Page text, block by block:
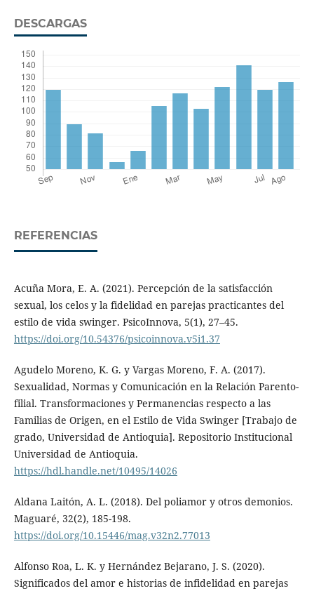
DESCARGAS
REFERENCIAS
Acuña Mora, E. A. (2021). Percepción de la satisfacción
sexual, los celos y la fidelidad en parejas practicantes del
estilo de vida swinger. PsicoInnova, 5(1), 27–45.
https://doi.org/10.54376/psicoinnova.v5i1.37
Agudelo Moreno, K. G. y Vargas Moreno, F. A. (2017).
Sexualidad, Normas y Comunicación en la Relación Parento-
filial. Transformaciones y Permanencias respecto a las
Familias de Origen, en el Estilo de Vida Swinger [Trabajo de
grado, Universidad de Antioquia]. Repositorio Institucional
Universidad de Antioquia.
https://hdl.handle.net/10495/14026
Aldana Laitón, A. L. (2018). Del poliamor y otros demonios.
Maguaré, 32(2), 185-198.
https://doi.org/10.15446/mag.v32n2.77013
Alfonso Roa, L. K. y Hernández Bejarano, J. S. (2020).
Significados del amor e historias de infidelidad en parejas